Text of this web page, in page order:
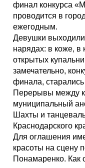
финал конкурса
проводится в
ежегодным.
Девушки
нарядах: в коже, в
открытых
замечательно,
финала, старались
Перерывы между
муниципальный
Шахты и
Краснодарского
Для оглашения
красоты на сцену
Понамаренко. Как